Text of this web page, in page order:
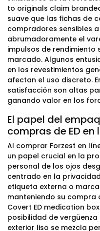
to originals claim
suave que las fichas de
compradores sensibles
abrumadoramente el
impulsos de rendimiento
marcado. Algunos
en los revestimientos
afectan el uso discreto.
satisfacción son altas
ganando valor en los
El papel del
compras de ED en
Al comprar Forzest en
un papel crucial en la
personal de los ojos
centrado en la
etiqueta externa o
manteniendo su
Covert ED medication
posibilidad de
exterior liso se mezcla